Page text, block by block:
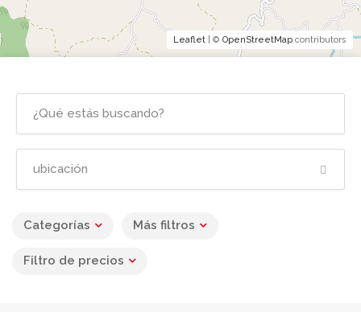
Leaflet | © OpenStreetMap contributors
Categorías Más filtros
Filtro de precios